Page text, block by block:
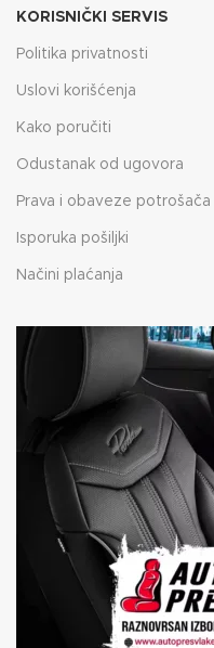
KORISNIČKI SERVIS
Politika privatnosti
Uslovi korišćenja
Kako poručiti
Odustanak od ugovora
Prava i obaveze potrošača
Isporuka pošiljki
Načini plaćanja